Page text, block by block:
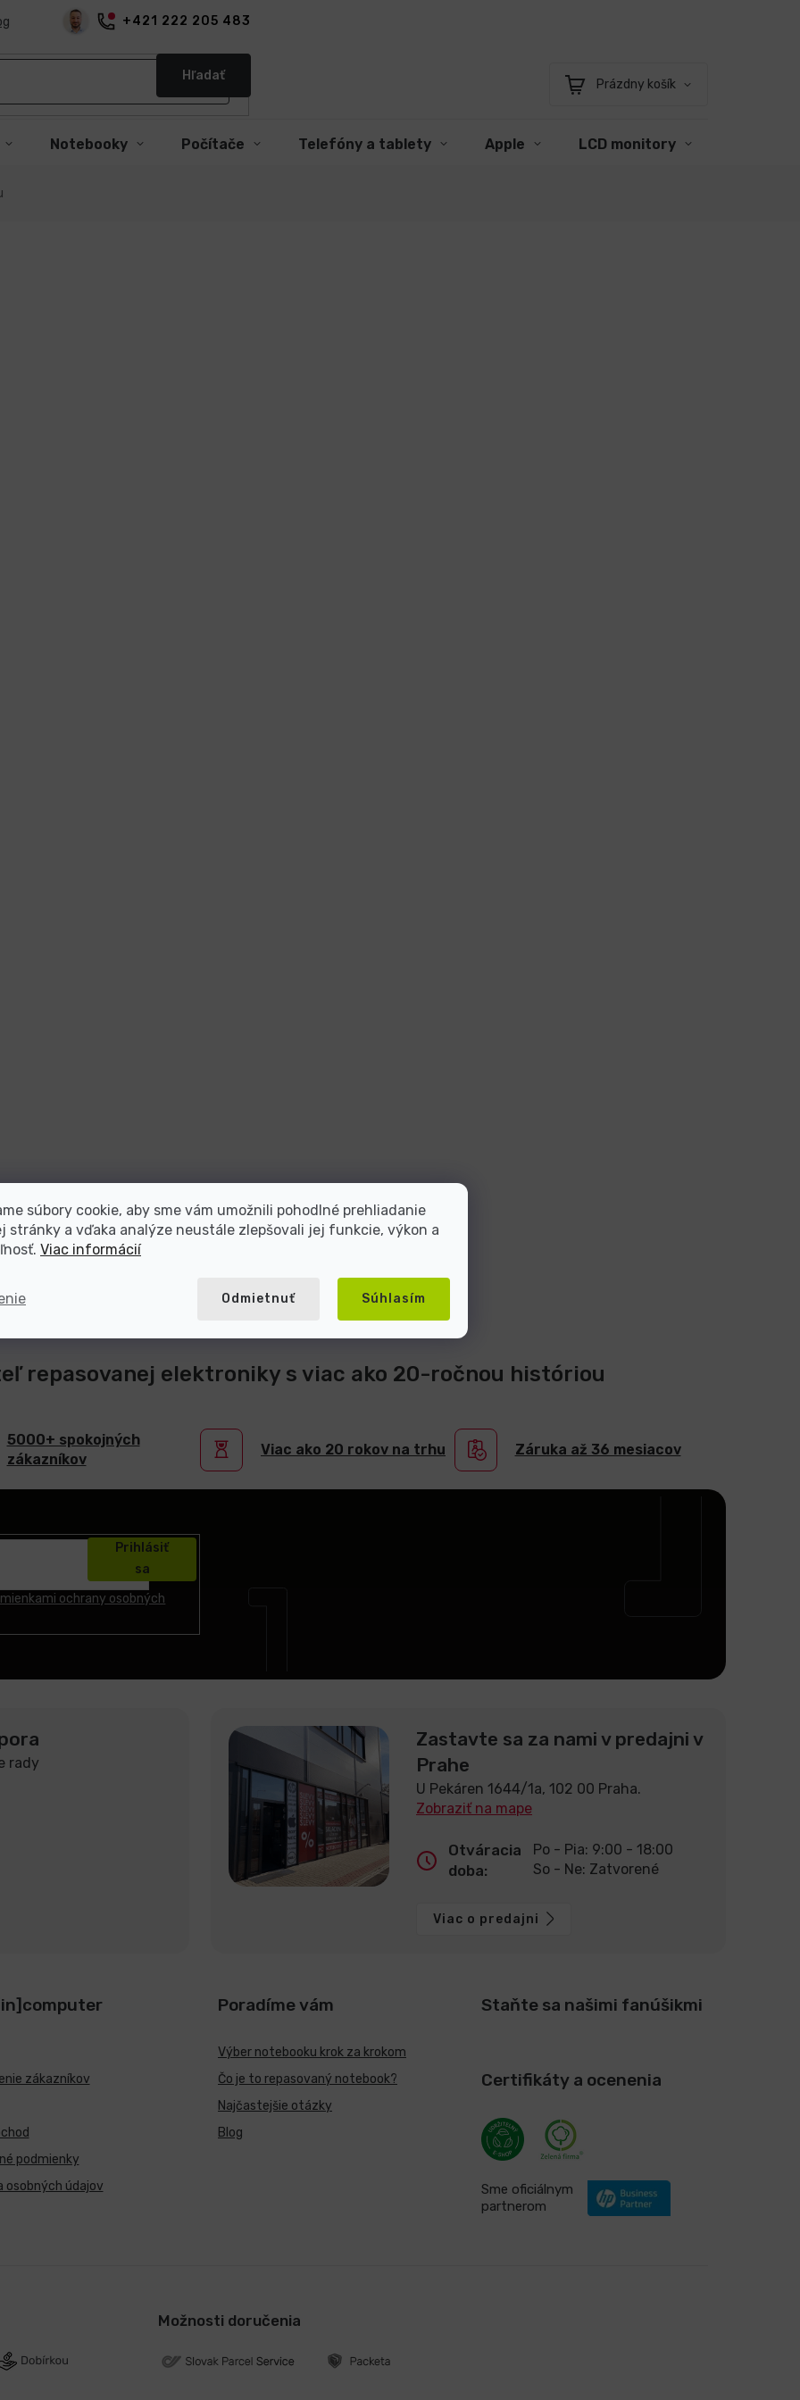
súbory cookie, aby sme vám umožnili pohodlné prehliadanie
stránky a vďaka analýze neustále zlepšovali jej funkcie, výkon a
Viac informácií
Odmietnuť Súhlasím
+421 222 205 483
Hľadať
Nákupný
Prázdny košík
Notebooky Počítače Telefóny a tablety Apple LCD monitory
repasovanej elektroniky s viac ako 20-ročnou históriou
5000+ spokojných
zákazníkov
Viac ako 20 rokov na trhu Záruka až 36 mesiacov
ochrany osobných
Prihlásiť
sa
rady
Zastavte sa za nami v predajni v
Prahe
U Pekáren 1644/1a, 102 00 Praha.
Zobraziť na mape
Otváracia
doba:
Po - Pia: 9:00 - 18:00
So - Ne: Zatvorené
Viac o predajni
zákazníkov
podmienky
osobných údajov
Poradíme vám
Výber notebooku krok za krokom
Čo je to repasovaný notebook?
Najčastejšie otázky
Blog
Staňte sa našimi fanúšikmi
Certifikáty a ocenenia
Sme oficiálnym
partnerom
Možnosti doručenia